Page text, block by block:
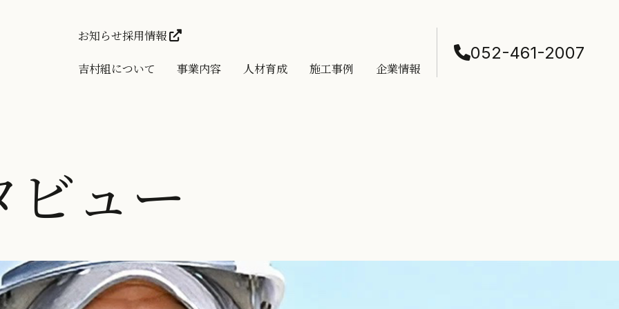
お知らせ採用情報
吉村組について 事業内容 人材育成 施工事例 企業情報
052-461-2007
ュー